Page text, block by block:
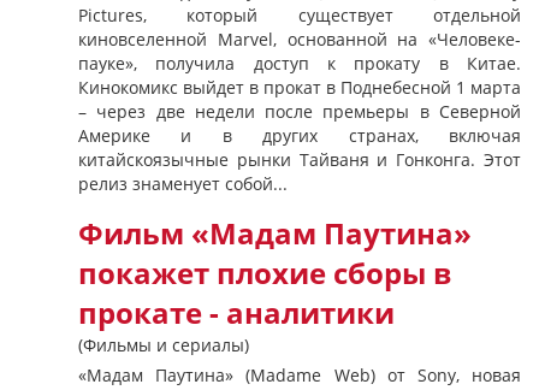
Pictures, который существует отдельной
киновселенной Marvel, основанной на «Человеке-
пауке», получила доступ к прокату в Китае.
Кинокомикс выйдет в прокат в Поднебесной 1 марта
– через две недели после премьеры в Северной
Америке и в других странах, включая
китайскоязычные рынки Тайваня и Гонконга. Этот
релиз знаменует собой...
Фильм «Мадам Паутина»
покажет плохие сборы в
прокате - аналитики
(Фильмы и сериалы)
«Мадам Паутина» (Madame Web) от Sony, новая